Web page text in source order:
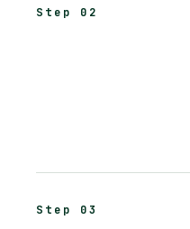
Step 02
Step 03